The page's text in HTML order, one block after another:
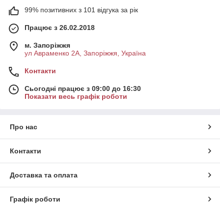
99% позитивних з 101 відгука за рік
Працює з 26.02.2018
м. Запоріжжя
ул Авраменко 2А, Запоріжжя, Україна
Контакти
Сьогодні працює з 09:00 до 16:30
Показати весь графік роботи
Про нас
Контакти
Доставка та оплата
Графік роботи